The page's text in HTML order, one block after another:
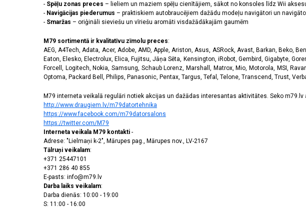
- Spēļu zonas preces – lieliem un maziem spēļu cienītājiem, sākot no konsoles līdz Wii
- Navigācijas piederumus – praktiskiem autobraucējiem dažādu modeļu navigātori un
- Smaržas – oriģināli sieviešu un vīriešu aromāti visdažādākajām gaumēm
M79 sortimentā ir kvalitatīvu zīmolu preces:
AEG, A4Tech, Adata, Acer, Adobe, AMD, Apple, Ariston, Asus, ASRock, Avast, Barkan, Beko,
Eaton, Elesko, Electrolux, Elica, Fujitsu, Jāņa Sēta, Kensington, iRobot, Gembird, Gigabyte,
Forcell, Logitech, Nokia, Samsung, Schaub Lorenz, Marshall, Matrox, Mio, Motorola, MSI,
Optoma, Packard Bell, Philips, Panasonic, Pentax, Targus, Tefal, Telone, Transcend, Trust,
M79 interneta veikalā regulāri notiek akcijas un dažādas interesantas aktivitātes. Seko
http://www.draugiem.lv/m79datortehnika
https://www.facebook.com/m79datorsalons
https://twitter.com/M79
Interneta veikala M79 kontakti -
Adrese: "Lielmaņi k-2", Mārupes pag., Mārupes nov., LV-2167
Tālruņi veikalam:
+371 25447101
+371 286 40 855
E-pasts: info@m79.lv
Darba laiks veikalam:
Darba dienās: 10:00 - 19:00
S: 11:00 - 16:00